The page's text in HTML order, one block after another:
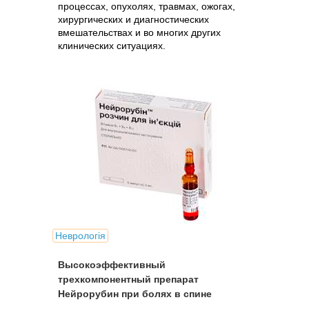
процессах, опухолях, травмах, ожогах,
хирургических и диагностических
вмешательствах и во многих других
клинических ситуациях.
Неврологія
Высокоэффективный
трехкомпонентный препарат
Нейрорубин при болях в спине